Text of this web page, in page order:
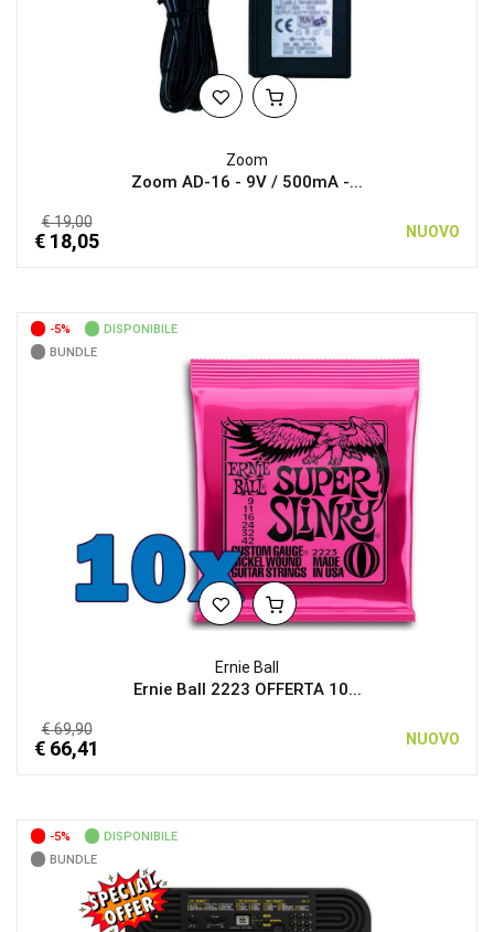
Zoom
Zoom AD-16 - 9V / 500mA -...
€ 19,00
€ 18,05 NUOVO
-5%
DISPONIBILE
BUNDLE
Ernie Ball
Ernie Ball 2223 OFFERTA 10...
€ 69,90
€ 66,41 NUOVO
-5%
DISPONIBILE
BUNDLE